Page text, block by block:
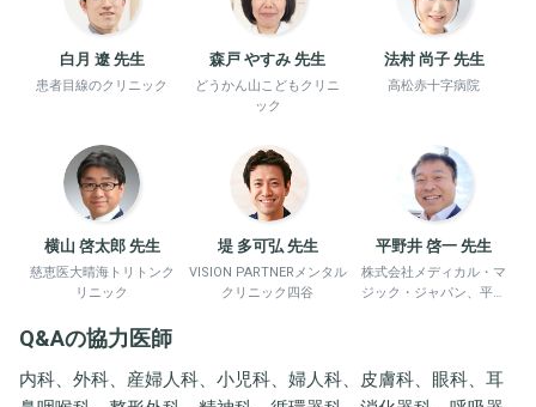
白月 遼 先生
患者目線のクリニック
森戸 やすみ 先生
どうかん山こどもクリニ
ック
法村 尚子 先生
高松赤十字病院
横山 啓太郎 先生
慈恵医大晴海トリトンク
リニック
堤 多可弘 先生
VISION PARTNERメンタル
クリニック四谷
平野井 啓一 先生
株式会社メディカル・マ
ジック・ジャパン、平野
Q&Aの協力医師
内科、外科、産婦人科、小児科、婦人科、皮膚科、眼科、耳